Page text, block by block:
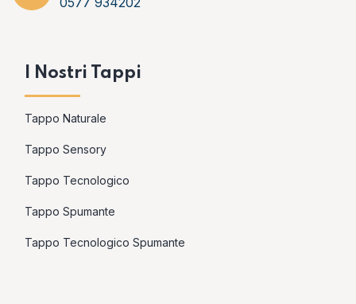
I Nostri Tappi
Tappo Naturale
Tappo Sensory
Tappo Tecnologico
Tappo Spumante
Tappo Tecnologico Spumante